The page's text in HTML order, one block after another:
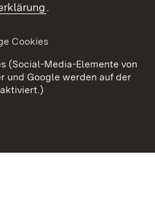
Barrierefreiheit
Cookies
.
Cookies
(Social-Media-Elemente von
und Google werden auf der